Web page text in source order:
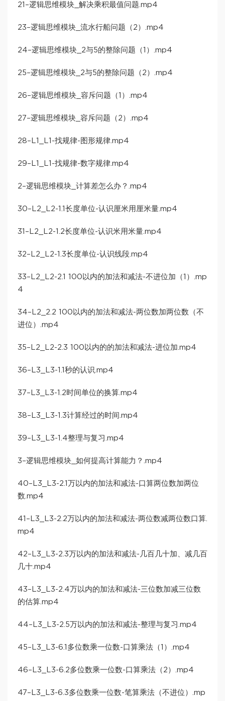
21–逻辑思维模块_解决乘积最值问题.mp4
23–逻辑思维模块_流水行船问题（2）.mp4
24–逻辑思维模块_2与5的整除问题（1）.mp4
25–逻辑思维模块_2与5的整除问题（2）.mp4
26–逻辑思维模块_容斥问题（1）.mp4
27–逻辑思维模块_容斥问题（2）.mp4
28–L1_L1-找规律-图形规律.mp4
29–L1_L1-找规律-数字规律.mp4
2–逻辑思维模块_计算差怎么办？.mp4
30–L2_L2-1.1长度单位-认识厘米用厘米量.mp4
31–L2_L2-1.2长度单位-认识米用米量.mp4
32–L2_L2-1.3长度单位-认识线段.mp4
33–L2_L2-2.1 100以内的加法和减法-不进位加（1）.mp
4
34–L2_2.2 100以内的加法和减法-两位数加两位数（不
进位）.mp4
35–L2_L2-2.3 100以内的的加法和减法-进位加.mp4
36–L3_L3-1.1秒的认识.mp4
37–L3_L3-1.2时间单位的换算.mp4
38–L3_L3-1.3计算经过的时间.mp4
39–L3_L3-1.4整理与复习.mp4
3–逻辑思维模块_如何提高计算能力？.mp4
40–L3_L3-2.1万以内的加法和减法-口算两位数加两位
数.mp4
41–L3_L3-2.2万以内的加法和减法-两位数减两位数口算.
mp4
42–L3_L3-2.3万以内的加法和减法-几百几十加、减几百
几十.mp4
43–L3_L3-2.4万以内的加法和减法-三位数加减三位数
的估算.mp4
44–L3_L3-2.5万以内的加法和减法-整理与复习.mp4
45–L3_L3-6.1多位数乘一位数-口算乘法（1）.mp4
46–L3_L3-6.2多位数乘一位数-口算乘法（2）.mp4
47–L3_L3-6.3多位数乘一位数-笔算乘法（不进位）.mp